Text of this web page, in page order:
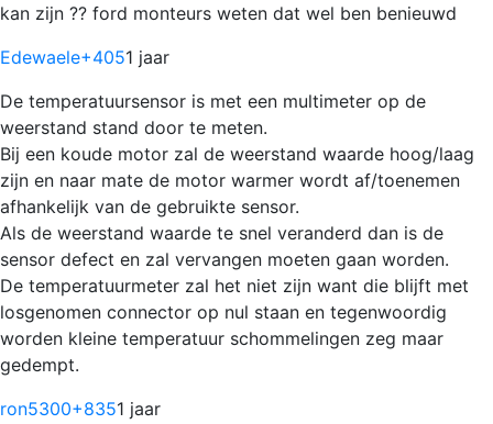
kan zijn ?? ford monteurs weten dat wel ben benieuwd
Edewaele+4051 jaar
De temperatuursensor is met een multimeter op de
weerstand stand door te meten.
Bij een koude motor zal de weerstand waarde hoog/laag
zijn en naar mate de motor warmer wordt af/toenemen
afhankelijk van de gebruikte sensor.
Als de weerstand waarde te snel veranderd dan is de
sensor defect en zal vervangen moeten gaan worden.
De temperatuurmeter zal het niet zijn want die blijft met
losgenomen connector op nul staan en tegenwoordig
worden kleine temperatuur schommelingen zeg maar
gedempt.
ron5300+8351 jaar